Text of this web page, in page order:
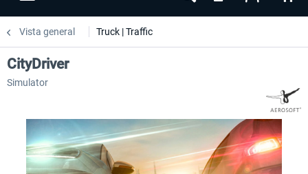
Vista general Truck | Traffic
CityDriver
Simulator